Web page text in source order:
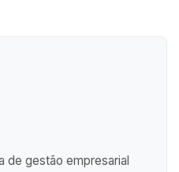
de gestão empresarial